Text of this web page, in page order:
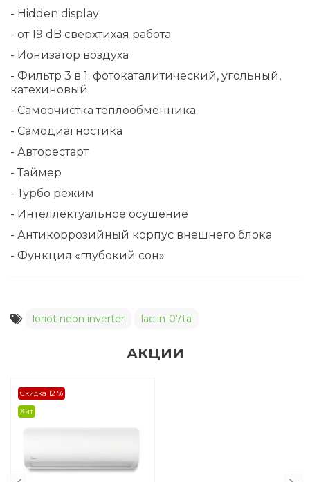
- Hidden display
- от 19 dB cверхтихая работа
- Ионизатор воздуха
- Фильтр 3 в 1: фотокаталитический, угольный,
катехиновый
- Самоочистка теплообменника
- Самодиагностика
- Авторестарт
- Таймер
- Турбо режим
- Интеллектуальное осушение
- Антикоррозийный корпус внешнего блока
- Функция «глубокий сон»
loriot neon inverter lac in-07ta
АКЦИИ
Скидка 12 %
Хит